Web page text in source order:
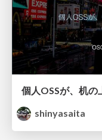
個人OSSが、机
shinyasaita